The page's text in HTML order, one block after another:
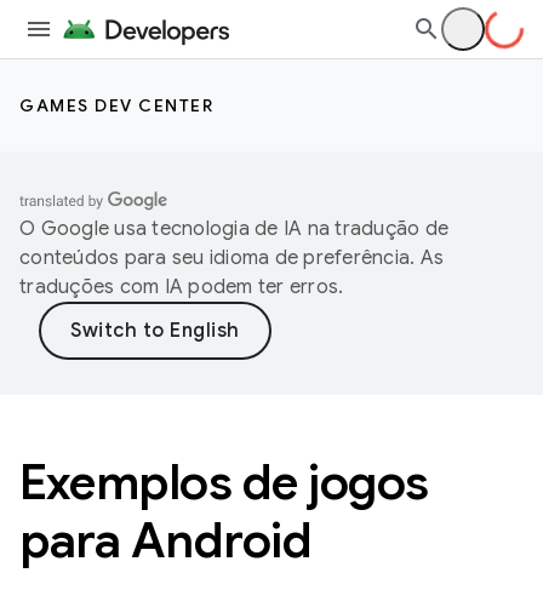
GAMES DEV CENTER
O Google usa tecnologia de IA na tradução de
conteúdos para seu idioma de preferência. As
traduções com IA podem ter erros.
Exemplos de jogos
para Android